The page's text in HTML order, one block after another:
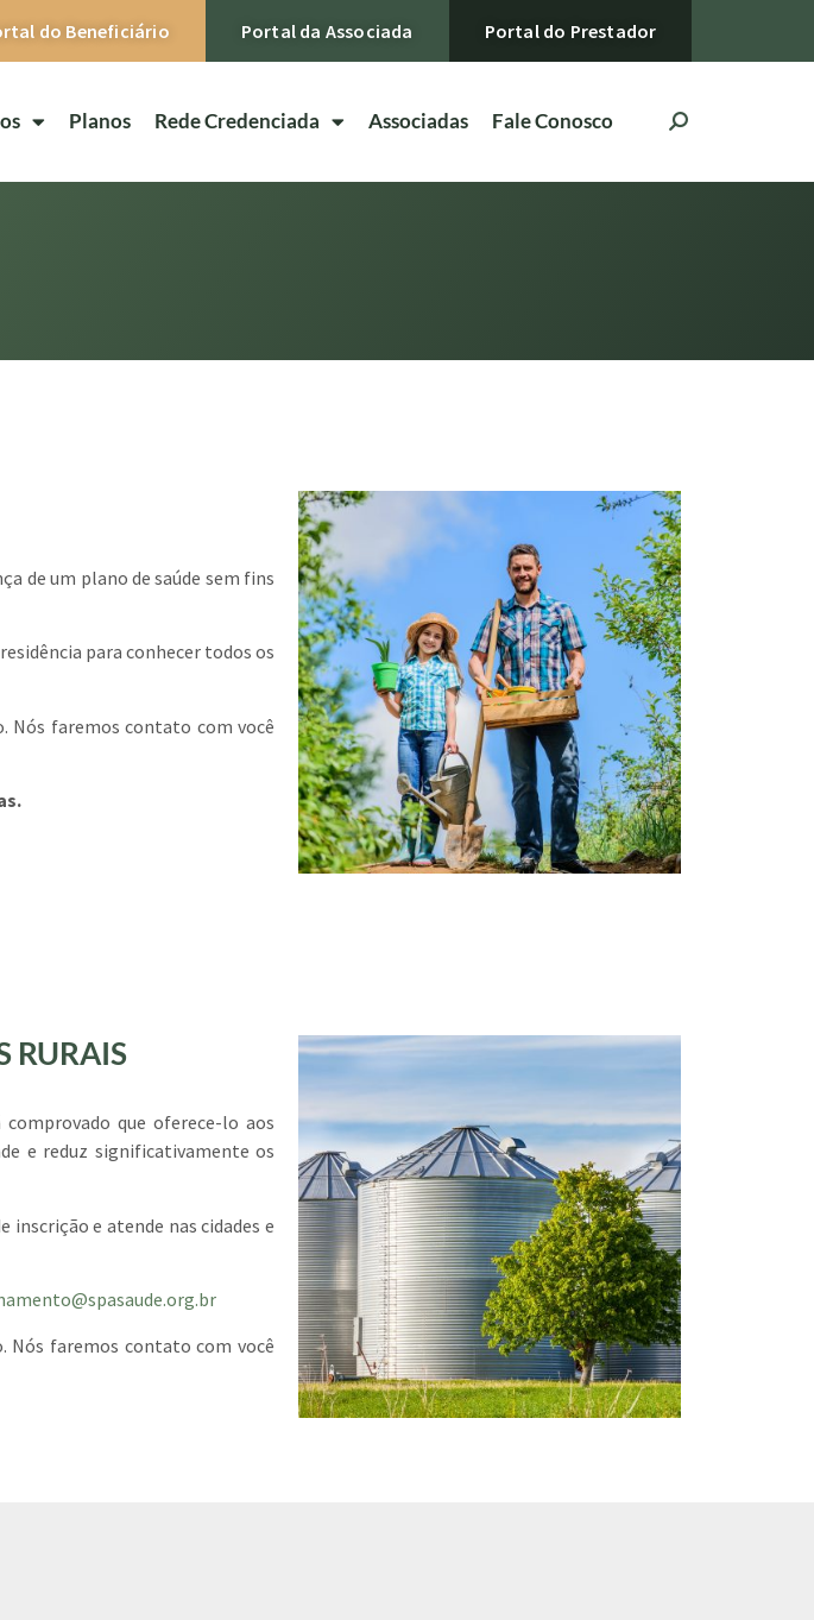
do Beneficiário Portal da Associada Portal do Prestador
Planos Rede Credenciada Associadas Fale Conosco
de um plano de saúde sem fins
residência para conhecer todos os
Nós faremos contato com você
RURAIS
que oferece-lo aos
e reduz significativamente os
inscrição e atende nas cidades e
Nós faremos contato com você